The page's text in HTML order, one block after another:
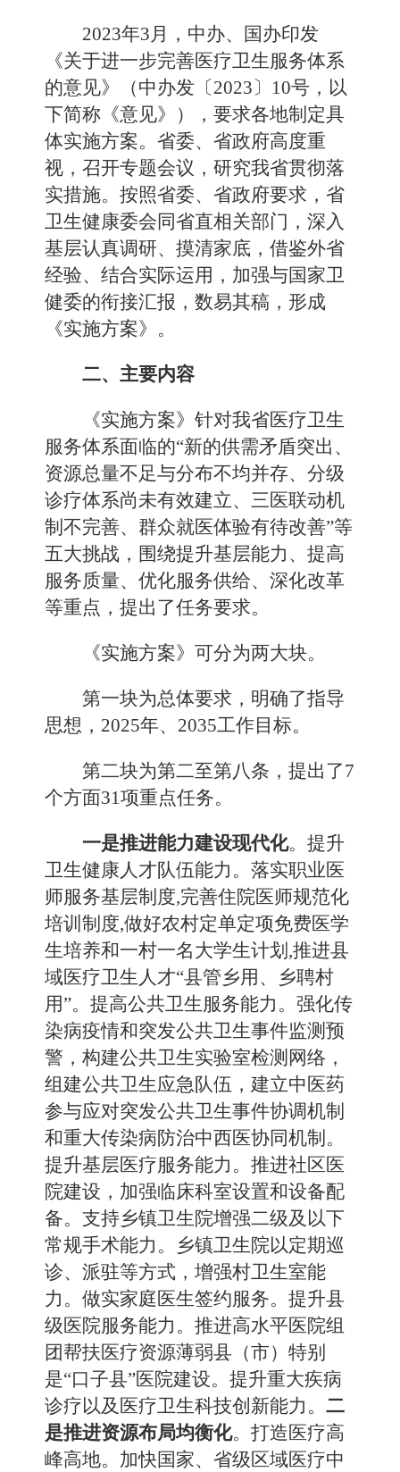
2023年3月，中办、国办印发
《关于进一步完善医疗卫生服务体系
的意见》（中办发〔2023〕10号，以
下简称《意见》），要求各地制定具
体实施方案。省委、省政府高度重
视，召开专题会议，研究我省贯彻落
实措施。按照省委、省政府要求，省
卫生健康委会同省直相关部门，深入
基层认真调研、摸清家底，借鉴外省
经验、结合实际运用，加强与国家卫
健委的衔接汇报，数易其稿，形成
《实施方案》。
二、主要内容
《实施方案》针对我省医疗卫生
服务体系面临的“新的供需矛盾突出、
资源总量不足与分布不均并存、分级
诊疗体系尚未有效建立、三医联动机
制不完善、群众就医体验有待改善”等
五大挑战，围绕提升基层能力、提高
服务质量、优化服务供给、深化改革
等重点，提出了任务要求。
《实施方案》可分为两大块。
第一块为总体要求，明确了指导
思想，2025年、2035工作目标。
第二块为第二至第八条，提出了7
个方面31项重点任务。
一是推进能力建设现代化。提升
卫生健康人才队伍能力。落实职业医
师服务基层制度,完善住院医师规范化
培训制度,做好农村定单定项免费医学
生培养和一村一名大学生计划,推进县
域医疗卫生人才“县管乡用、乡聘村
用”。提高公共卫生服务能力。强化传
染病疫情和突发公共卫生事件监测预
警，构建公共卫生实验室检测网络，
组建公共卫生应急队伍，建立中医药
参与应对突发公共卫生事件协调机制
和重大传染病防治中西医协同机制。
提升基层医疗服务能力。推进社区医
院建设，加强临床科室设置和设备配
备。支持乡镇卫生院增强二级及以下
常规手术能力。乡镇卫生院以定期巡
诊、派驻等方式，增强村卫生室能
力。做实家庭医生签约服务。提升县
级医院服务能力。推进高水平医院组
团帮扶医疗资源薄弱县（市）特别
是“口子县”医院建设。提升重大疾病
诊疗以及医疗卫生科技创新能力。 二
是推进资源布局均衡化。打造医疗高
峰高地。加快国家、省级区域医疗中